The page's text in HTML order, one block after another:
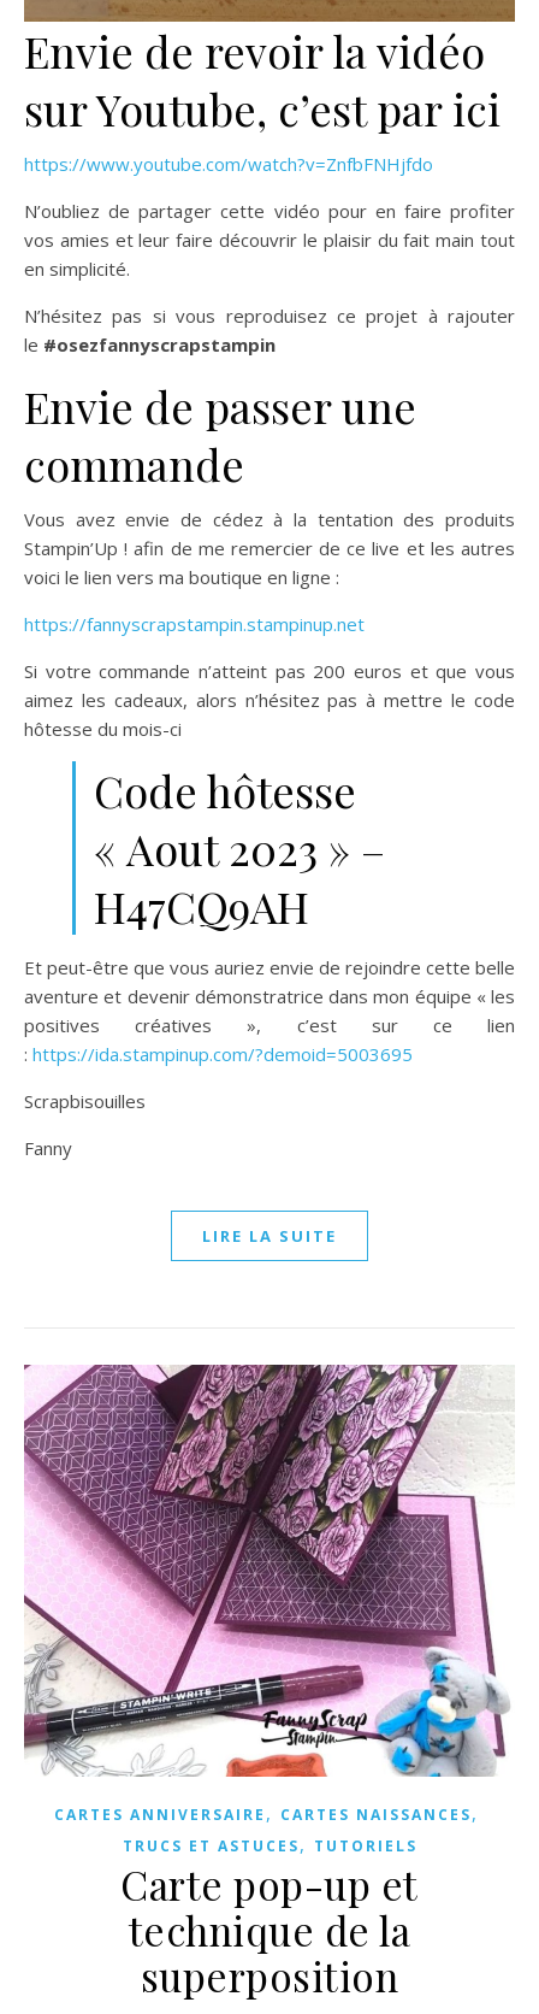
Envie de revoir la vidéo
sur Youtube, c’est par ici
https://www.youtube.com/watch?v=ZnfbFNHjfdo
N’oubliez de partager cette vidéo pour en faire profiter
vos amies et leur faire découvrir le plaisir du fait main tout
en simplicité.
N’hésitez pas si vous reproduisez ce projet à rajouter
le #osezfannyscrapstampin
Envie de passer une
commande
Vous avez envie de cédez à la tentation des produits
Stampin’Up ! afin de me remercier de ce live et les autres
voici le lien vers ma boutique en ligne :
https://fannyscrapstampin.stampinup.net
Si votre commande n’atteint pas 200 euros et que vous
aimez les cadeaux, alors n’hésitez pas à mettre le code
hôtesse du mois-ci
Code hôtesse
« Aout 2023 » –
H47CQ9AH
Et peut-être que vous auriez envie de rejoindre cette belle
aventure et devenir démonstratrice dans mon équipe « les
positives créatives », c’est sur ce lien
: https://ida.stampinup.com/?demoid=5003695
Scrapbisouilles
Fanny
LIRE LA SUITE
CARTES ANNIVERSAIRE , CARTES NAISSANCES,
TRUCS ET ASTUCES, TUTORIELS
Carte pop-up et
technique de la
superposition